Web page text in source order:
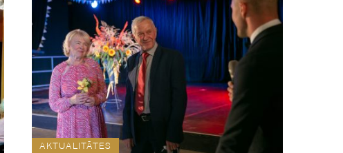
AKTUALITĀTES